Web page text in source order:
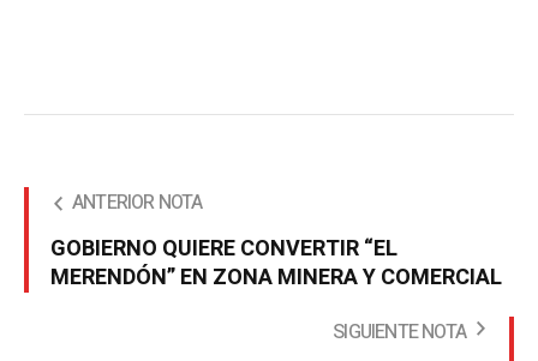
ANTERIOR NOTA
GOBIERNO QUIERE CONVERTIR “EL
MERENDÓN” EN ZONA MINERA Y COMERCIAL
SIGUIENTE NOTA